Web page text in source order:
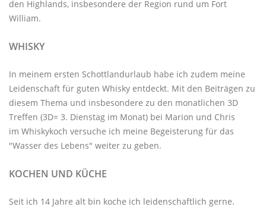
den Highlands, insbesondere der Region rund um Fort
William.
WHISKY
In meinem ersten Schottlandurlaub habe ich zudem meine
Leidenschaft für guten Whisky entdeckt. Mit den Beiträgen zu
diesem Thema und insbesondere zu den monatlichen 3D
Treffen (3D= 3. Dienstag im Monat) bei Marion und Chris
im Whiskykoch versuche ich meine Begeisterung für das
"Wasser des Lebens" weiter zu geben.
KOCHEN UND KÜCHE
Seit ich 14 Jahre alt bin koche ich leidenschaftlich gerne.